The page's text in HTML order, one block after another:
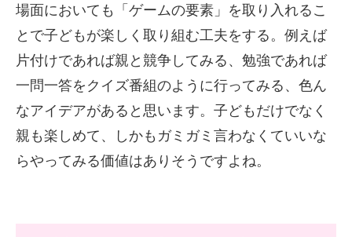
場面においても「ゲームの要素」を取り入れるこ
とで子どもが楽しく取り組む工夫をする。例えば
片付けであれば親と競争してみる、勉強であれば
一問一答をクイズ番組のように行ってみる、色ん
なアイデアがあると思います。子どもだけでなく
親も楽しめて、しかもガミガミ言わなくていいな
らやってみる価値はありそうですよね。